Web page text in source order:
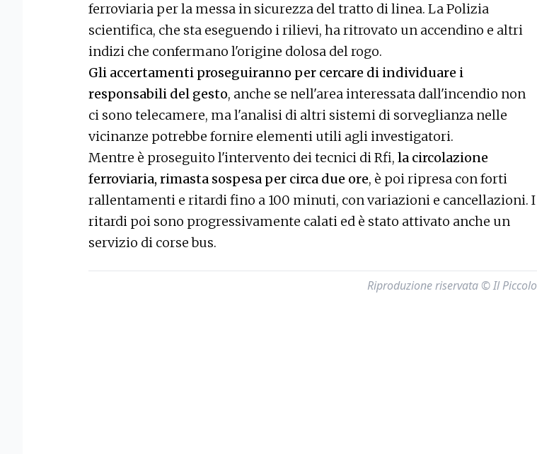
ferroviaria per la messa in sicurezza del tratto di linea. La Polizia
scientifica, che sta eseguendo i rilievi, ha ritrovato un accendino e altri
indizi che confermano l'origine dolosa del rogo.
Gli accertamenti proseguiranno per cercare di individuare i
responsabili del gesto, anche se nell'area interessata dall'incendio non
ci sono telecamere, ma l'analisi di altri sistemi di sorveglianza nelle
vicinanze potrebbe fornire elementi utili agli investigatori.
Mentre è proseguito l'intervento dei tecnici di Rfi, la circolazione
ferroviaria, rimasta sospesa per circa due ore, è poi ripresa con forti
rallentamenti e ritardi fino a 100 minuti, con variazioni e cancellazioni. I
ritardi poi sono progressivamente calati ed è stato attivato anche un
servizio di corse bus.
Riproduzione riservata © Il Piccolo